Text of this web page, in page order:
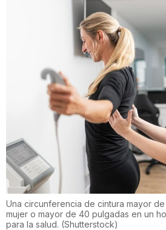
Una circunferencia de cintura mayor
mujer o mayor de 40 pulgadas en un
para la salud. (Shutterstock)